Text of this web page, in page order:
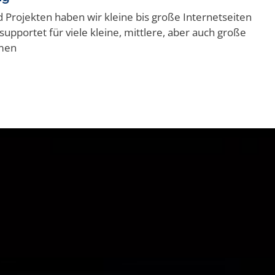
Projekten haben wir kleine bis große Internetseiten
für viele kleine, mittlere, aber auch große